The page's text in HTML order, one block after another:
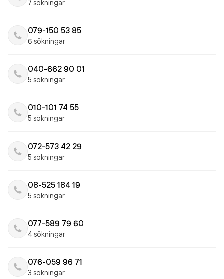
7 sökningar
079-150 53 85
6 sökningar
040-662 90 01
5 sökningar
010-101 74 55
5 sökningar
072-573 42 29
5 sökningar
08-525 184 19
5 sökningar
077-589 79 60
4 sökningar
076-059 96 71
3 sökningar